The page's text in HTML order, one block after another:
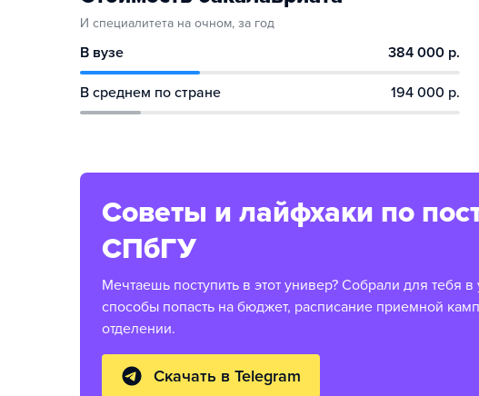
И специалитета на очном, за год
В вузе 384 000 р.
В среднем по стране 194 000 р.
Советы и лайфхаки по
СПбГУ
Мечтаешь поступить в этот универ? Собрали для тебя
способы попасть на бюджет, расписание приемной
отделении.
Скачать в Telegram